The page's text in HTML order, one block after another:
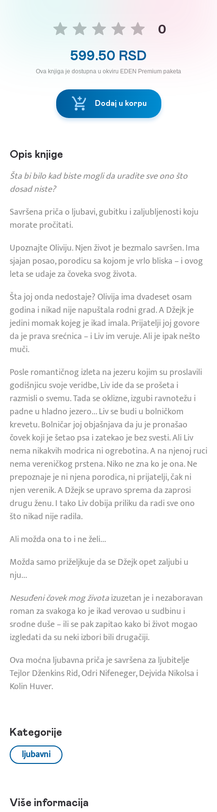
0
599.50 RSD
Ova knjiga je dostupna u okviru EDEN Premium paketa
Dodaj u korpu
Opis knjige
Šta bi bilo kad biste mogli da uradite sve ono što
dosad niste?
Savršena priča o ljubavi, gubitku i zaljubljenosti koju
morate pročitati.
Upoznajte Oliviju. Njen život je bezmalo savršen. Ima
sjajan posao, porodicu sa kojom je vrlo bliska – i ovog
leta se udaje za čoveka svog života.
Šta joj onda nedostaje? Olivija ima dvadeset osam
godina i nikad nije napuštala rodni grad. A Džejk je
jedini momak kojeg je ikad imala. Prijatelji joj govore
da je prava srećnica – i Liv im veruje. Ali je ipak nešto
muči.
Posle romantičnog izleta na jezeru kojim su proslavili
godišnjicu svoje veridbe, Liv ide da se prošeta i
razmisli o svemu. Tada se oklizne, izgubi ravnotežu i
padne u hladno jezero... Liv se budi u bolničkom
krevetu. Bolničar joj objašnjava da ju je pronašao
čovek koji je šetao psa i zatekao je bez svesti. Ali Liv
nema nikakvih modrica ni ogrebotina. A na njenoj ruci
nema vereničkog prstena. Niko ne zna ko je ona. Ne
prepoznaje je ni njena porodica, ni prijatelji, čak ni
njen verenik. A Džejk se upravo sprema da zaprosi
drugu ženu. I tako Liv dobija priliku da radi sve ono
što nikad nije radila.
Ali možda ona to i ne želi...
Možda samo priželjkuje da se Džejk opet zaljubi u
nju...
Nesuđeni čovek mog životaizuzetan je i nezaboravan
roman za svakoga ko je ikad verovao u sudbinu i
srodne duše – ili se pak zapitao kako bi život mogao
izgledati da su neki izbori bili drugačiji.
Ova moćna ljubavna priča je savršena za ljubitelje
Tejlor Dženkins Rid, Odri Nifeneger, Dejvida Nikolsa i
Kolin Huver.
Kategorije
ljubavni
Više informacija